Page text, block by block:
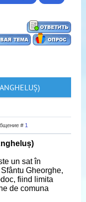
# 1
un sat în
Gheorghe,
fiind limita
de comuna